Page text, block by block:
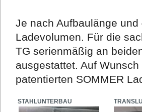
Je nach Aufbaulänge
Ladevolumen. Für die
TG serienmäßig an
ausgestattet. Auf
patentierten SOMMER
STAHLUNTERBAU